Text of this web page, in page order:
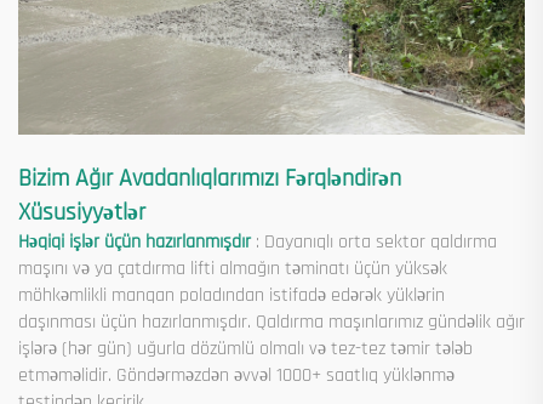
Bizim Ağır Avadanlıqlarımızı Fərqləndirən
Xüsusiyyətlər
Həqiqi işlər üçün hazırlanmışdır: Dayanıqlı orta sektor qaldırma
maşını və ya çatdırma lifti almağın təminatı üçün yüksək
möhkəmlikli manqan poladından istifadə edərək yüklərin
daşınması üçün hazırlanmışdır. Qaldırma maşınlarımız gündəlik ağır
işlərə (hər gün) uğurla dözümlü olmalı və tez-tez təmir tələb
etməməlidir. Göndərməzdən əvvəl 1000+ saatlıq yüklənmə